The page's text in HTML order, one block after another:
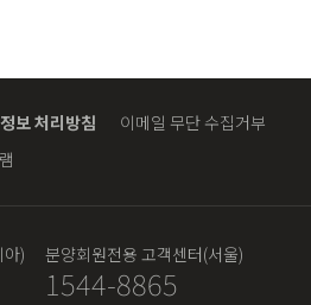
보 처리방침
이메일 무단 수집거부
) 분양회원전용 고객센터(서울)
1544-8865